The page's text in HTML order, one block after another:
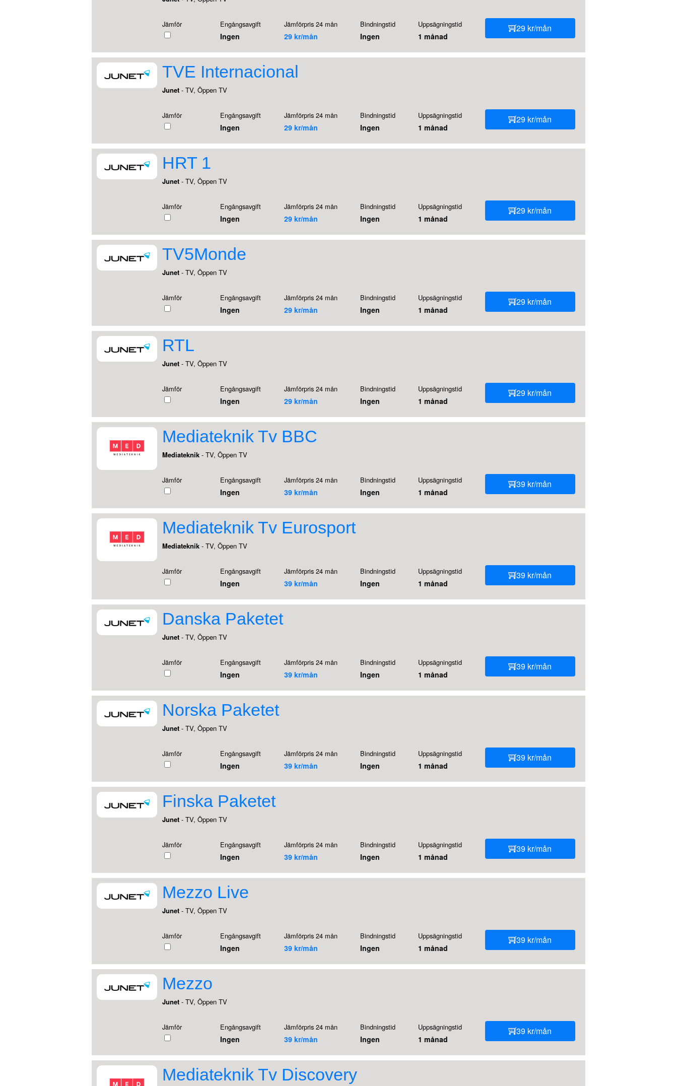
Jämför Engångsavgift
Ingen
Jämförpris 24 mån
29 kr/mån
Bindningstid
Ingen
Uppsägningstid
1 månad
29 kr/mån
TVE Internacional
Junet - TV, Öppen TV
Jämför Engångsavgift
Ingen
Jämförpris 24 mån
29 kr/mån
Bindningstid
Ingen
Uppsägningstid
1 månad
29 kr/mån
HRT 1
Junet - TV, Öppen TV
Jämför Engångsavgift
Ingen
Jämförpris 24 mån
29 kr/mån
Bindningstid
Ingen
Uppsägningstid
1 månad
29 kr/mån
TV5Monde
Junet - TV, Öppen TV
Jämför Engångsavgift
Ingen
Jämförpris 24 mån
29 kr/mån
Bindningstid
Ingen
Uppsägningstid
1 månad
29 kr/mån
RTL
Junet - TV, Öppen TV
Jämför Engångsavgift
Ingen
Jämförpris 24 mån
29 kr/mån
Bindningstid
Ingen
Uppsägningstid
1 månad
29 kr/mån
Mediateknik Tv BBC
Mediateknik - TV, Öppen TV
Jämför Engångsavgift
Ingen
Jämförpris 24 mån
39 kr/mån
Bindningstid
Ingen
Uppsägningstid
1 månad
39 kr/mån
Mediateknik Tv Eurosport
Mediateknik - TV, Öppen TV
Jämför Engångsavgift
Ingen
Jämförpris 24 mån
39 kr/mån
Bindningstid
Ingen
Uppsägningstid
1 månad
39 kr/mån
Danska Paketet
Junet - TV, Öppen TV
Jämför Engångsavgift
Ingen
Jämförpris 24 mån
39 kr/mån
Bindningstid
Ingen
Uppsägningstid
1 månad
39 kr/mån
Norska Paketet
Junet - TV, Öppen TV
Jämför Engångsavgift
Ingen
Jämförpris 24 mån
39 kr/mån
Bindningstid
Ingen
Uppsägningstid
1 månad
39 kr/mån
Finska Paketet
Junet - TV, Öppen TV
Jämför Engångsavgift
Ingen
Jämförpris 24 mån
39 kr/mån
Bindningstid
Ingen
Uppsägningstid
1 månad
39 kr/mån
Mezzo Live
Junet - TV, Öppen TV
Jämför Engångsavgift
Ingen
Jämförpris 24 mån
39 kr/mån
Bindningstid
Ingen
Uppsägningstid
1 månad
39 kr/mån
Mezzo
Junet - TV, Öppen TV
Jämför Engångsavgift
Ingen
Jämförpris 24 mån
39 kr/mån
Bindningstid
Ingen
Uppsägningstid
1 månad
39 kr/mån
Mediateknik Tv Discovery